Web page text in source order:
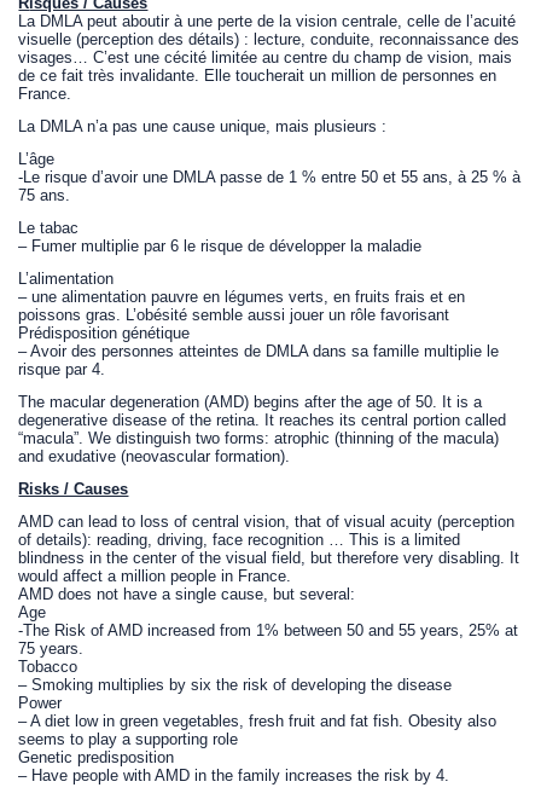
La DMLA peut aboutir à une perte de la vision centrale, celle de l’acuité
visuelle (perception des détails) : lecture, conduite, reconnaissance des
visages… C’est une cécité limitée au centre du champ de vision, mais
de ce fait très invalidante. Elle toucherait un million de personnes en
France.
La DMLA n’a pas une cause unique, mais plusieurs :
L’âge
-Le risque d’avoir une DMLA passe de 1 % entre 50 et 55 ans, à 25 % à
75 ans.
Le tabac
– Fumer multiplie par 6 le risque de développer la maladie
L’alimentation
– une alimentation pauvre en légumes verts, en fruits frais et en
poissons gras. L’obésité semble aussi jouer un rôle favorisant
Prédisposition génétique
– Avoir des personnes atteintes de DMLA dans sa famille multiplie le
risque par 4.
The macular degeneration (AMD) begins after the age of 50. It is a
degenerative disease of the retina. It reaches its central portion called
“macula”. We distinguish two forms: atrophic (thinning of the macula)
and exudative (neovascular formation).
Risks / Causes
AMD can lead to loss of central vision, that of visual acuity (perception
of details): reading, driving, face recognition … This is a limited
blindness in the center of the visual field, but therefore very disabling. It
would affect a million people in France.
AMD does not have a single cause, but several:
Age
-The Risk of AMD increased from 1% between 50 and 55 years, 25% at
75 years.
Tobacco
– Smoking multiplies by six the risk of developing the disease
Power
– A diet low in green vegetables, fresh fruit and fat fish. Obesity also
seems to play a supporting role
Genetic predisposition
– Have people with AMD in the family increases the risk by 4.